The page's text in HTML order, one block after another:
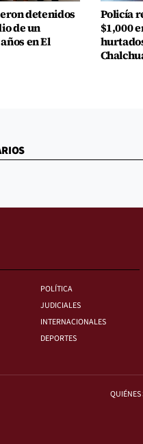
detenidos
de un
en El
Policía
$1,000
POLÍTICA
JUDICIALES
INTERNACIONALES
DEPORTES
QUIÉNES